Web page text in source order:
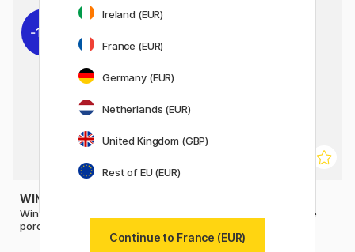
11%
WINSOR & NEWTON
Winton Pinceau en soie de
porc Taille 6
Winton Pinceau en soie de
Ireland (EUR)
France (EUR)
Germany (EUR)
Netherlands (EUR)
United Kingdom (GBP)
Rest of EU (EUR)
Continue to France (EUR)